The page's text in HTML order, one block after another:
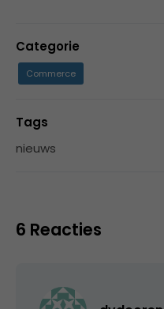
Categorie
Commerce
Tags
nieuws
6 Reacties